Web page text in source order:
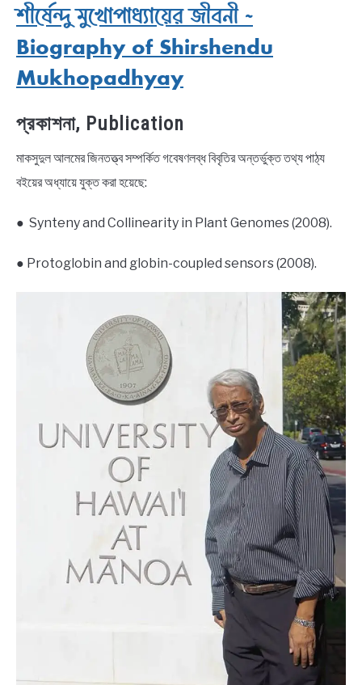
শীর্ষেন্দু মুখোপাধ্যায়ের জীবনী ~
Biography of Shirshendu
Mukhopadhyay
প্রকাশনা, Publication
মাকসুদুল আলমের জিনতত্ত্ব সম্পর্কিত গবেষণলব্ধ বিবৃতির অন্তর্ভুক্ত তথ্য পাঠ্য
বইয়ের অধ্যায়ে যুক্ত করা হয়েছে:
● Synteny and Collinearity in Plant Genomes (2008).
● Protoglobin and globin-coupled sensors (2008).